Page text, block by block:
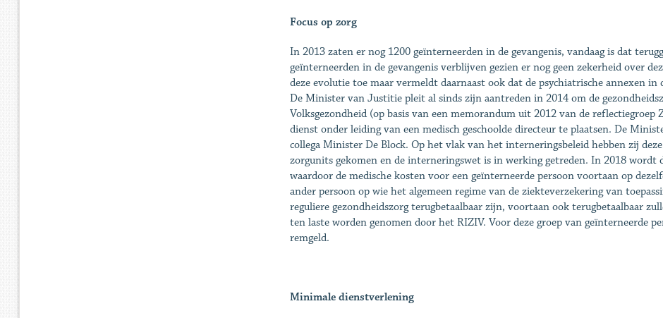
Focus op zorg
In 2013 zaten er nog 1200 geïnterneerden in de gevangenis, vandaag is dat
geïnterneerden in de gevangenis verblijven gezien er nog geen zekerheid over
deze evolutie toe maar vermeldt daarnaast ook dat de psychiatrische annexen in
De Minister van Justitie pleit al sinds zijn aantreden in 2014 om de
Volksgezondheid (op basis van een memorandum uit 2012 van de
dienst onder leiding van een medisch geschoolde directeur te plaatsen. De
collega Minister De Block. Op het vlak van het interneringsbeleid hebben zij
zorgunits gekomen en de interneringswet is in werking getreden. In 2018 wordt
waardoor de medische kosten voor een geïnterneerde persoon voortaan op
ander persoon op wie het algemeen regime van de ziekteverzekering van
reguliere gezondheidszorg terugbetaalbaar zijn, voortaan ook terugbetaalbaar
ten laste worden genomen door het RIZIV. Voor deze groep van geïnterneerde
remgeld.
Minimale dienstverlening